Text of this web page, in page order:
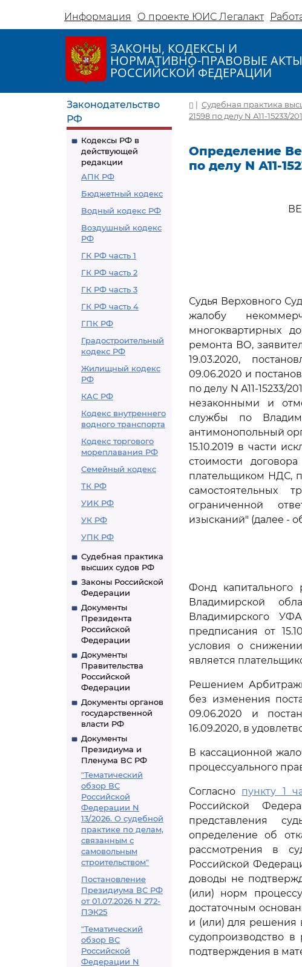
Информация О проекте ЮИС Легалакт
ЗАКОНЫ, КОДЕКСЫ И
НОРМАТИВНО-ПРАВОВЫЕ АКТЫ
РОССИЙСКОЙ ФЕДЕРАЦИИ
Законодательство
РФ
Кодексы РФ в
действующей
редакции
АПК РФ
Бюджетный кодекс
Водный кодекс РФ
Воздушный кодекс
РФ
ГК РФ часть 1
ГК РФ часть 2
ГК РФ часть 3
ГК РФ часть 4
ГПК РФ
Градостроительный
кодекс РФ
Жилищный кодекс
РФ
КАС РФ
Кодекс внутреннего
водного транспорта
Кодекс торгового
мореплавания РФ
Семейный кодекс
ТК РФ
УИК РФ
УК РФ
УПК РФ
Судебная практика
высших судов РФ
Законы Российской
Федерации
Документы
Президента
Российской
Федерации
Документы
Правительства
Российской
Федерации
Документы органов
государственной
власти РФ
Документы
Президиума и
Пленума ВС РФ
"Тематический
обзор ВС
Российской
Федерации N
13/2026. О судебной
практике по делам,
связанным с
самовольным
строительством"
Постановление
Президиума ВС РФ
от 01.07.2026 N 272-
ПЭК25
"Тематический
обзор ВС
Российской
Федерации N
| Судебная практика
21598 по делу N А11-15233/
Определение
по делу N А11-
Судья Верховного
жалобу
многоквартирных
ремонта ВО,
19.03.2020,
09.06.2020 и
по делу N А11-15233/
незаконными и
службы по
антимонопольный
15.10.2019 в части
стоимости
плательщиком НДС,
самостоятельных
ограниченной
изысканий" (далее -
Фонд
Владимирской
Владимирского
предписания от
условия о
является
Решением
без изменения
09.06.2020 и
16.09.2020, в
В кассационной
процессуального
Согласно пункту 1
Российской
представления
определение об
рассмотрения в
Российской
доводы не
(или) норм
достаточным
и (или) для решения
судопроизводство
подтверждения в